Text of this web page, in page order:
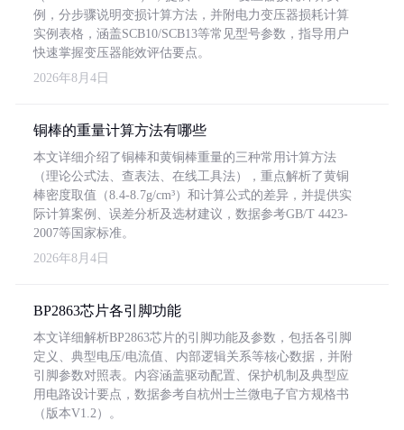
例，分步骤说明变损计算方法，并附电力变压器损耗计算
实例表格，涵盖SCB10/SCB13等常见型号参数，指导用户
快速掌握变压器能效评估要点。
2026年8月4日
铜棒的重量计算方法有哪些
本文详细介绍了铜棒和黄铜棒重量的三种常用计算方法
（理论公式法、查表法、在线工具法），重点解析了黄铜
棒密度取值（8.4-8.7g/cm³）和计算公式的差异，并提供实
际计算案例、误差分析及选材建议，数据参考GB/T 4423-
2007等国家标准。
2026年8月4日
BP2863芯片各引脚功能
本文详细解析BP2863芯片的引脚功能及参数，包括各引脚
定义、典型电压/电流值、内部逻辑关系等核心数据，并附
引脚参数对照表。内容涵盖驱动配置、保护机制及典型应
用电路设计要点，数据参考自杭州士兰微电子官方规格书
（版本V1.2）。